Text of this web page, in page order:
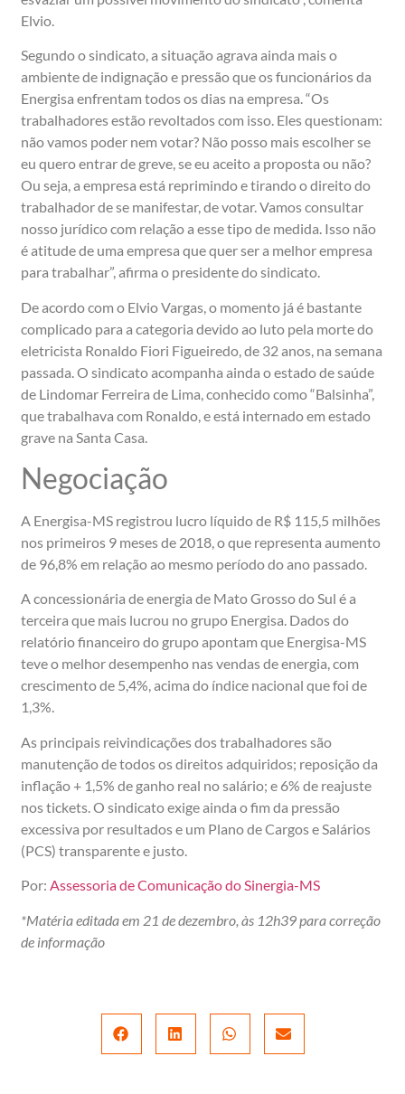
Elvio.
Segundo o sindicato, a situação agrava ainda mais o
ambiente de indignação e pressão que os funcionários da
Energisa enfrentam todos os dias na empresa. “Os
trabalhadores estão revoltados com isso. Eles questionam:
não vamos poder nem votar? Não posso mais escolher se
eu quero entrar de greve, se eu aceito a proposta ou não?
Ou seja, a empresa está reprimindo e tirando o direito do
trabalhador de se manifestar, de votar. Vamos consultar
nosso jurídico com relação a esse tipo de medida. Isso não
é atitude de uma empresa que quer ser a melhor empresa
para trabalhar”, afirma o presidente do sindicato.
De acordo com o Elvio Vargas, o momento já é bastante
complicado para a categoria devido ao luto pela morte do
eletricista Ronaldo Fiori Figueiredo, de 32 anos, na semana
passada. O sindicato acompanha ainda o estado de saúde
de Lindomar Ferreira de Lima, conhecido como “Balsinha”,
que trabalhava com Ronaldo, e está internado em estado
grave na Santa Casa.
Negociação
A Energisa-MS registrou lucro líquido de R$ 115,5 milhões
nos primeiros 9 meses de 2018, o que representa aumento
de 96,8% em relação ao mesmo período do ano passado.
A concessionária de energia de Mato Grosso do Sul é a
terceira que mais lucrou no grupo Energisa. Dados do
relatório financeiro do grupo apontam que Energisa-MS
teve o melhor desempenho nas vendas de energia, com
crescimento de 5,4%, acima do índice nacional que foi de
1,3%.
As principais reivindicações dos trabalhadores são
manutenção de todos os direitos adquiridos; reposição da
inflação + 1,5% de ganho real no salário; e 6% de reajuste
nos tickets. O sindicato exige ainda o fim da pressão
excessiva por resultados e um Plano de Cargos e Salários
(PCS) transparente e justo.
Por: Assessoria de Comunicação do Sinergia-MS
*Matéria editada em 21 de dezembro, às 12h39 para correção
de informação